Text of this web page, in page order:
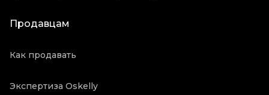
Продавцам
Как продавать
Экспертиза Oskelly